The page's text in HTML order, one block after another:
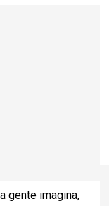
gente imagina,